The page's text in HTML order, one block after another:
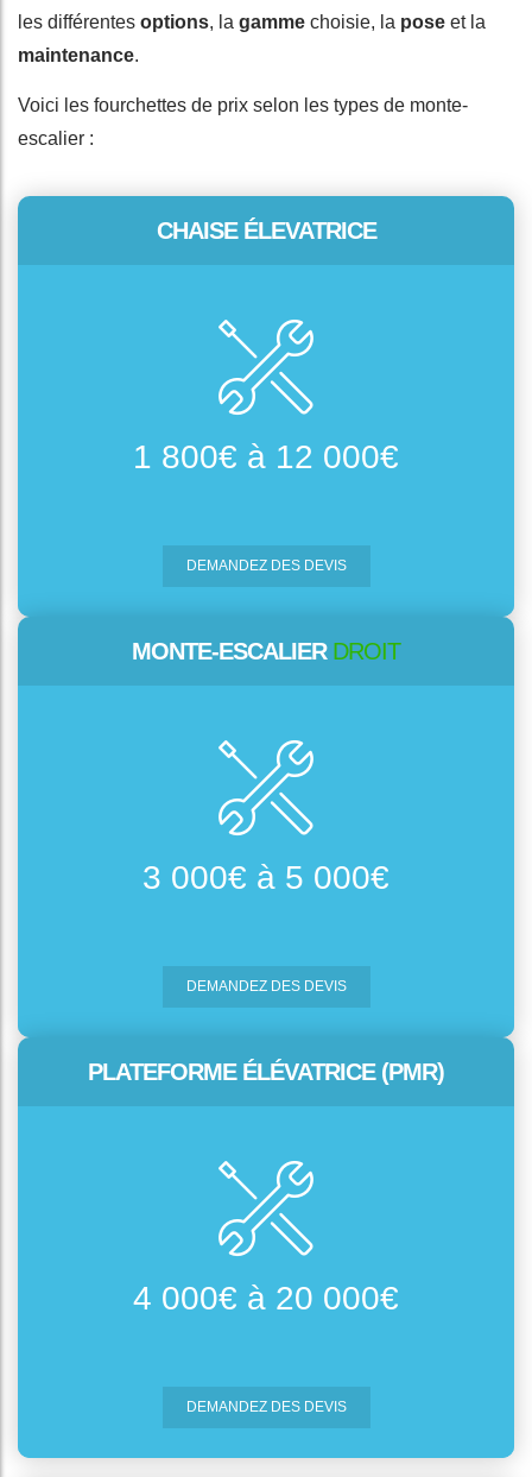
les différentes options, la gamme choisie, la pose et la
maintenance.
Voici les fourchettes de prix selon les types de monte-
escalier :
CHAISE ÉLEVATRICE
1 800€ à 12 000€
DEMANDEZ DES DEVIS
MONTE-ESCALIER DROIT
3 000€ à 5 000€
DEMANDEZ DES DEVIS
PLATEFORME ÉLÉVATRICE (PMR)
4 000€ à 20 000€
DEMANDEZ DES DEVIS